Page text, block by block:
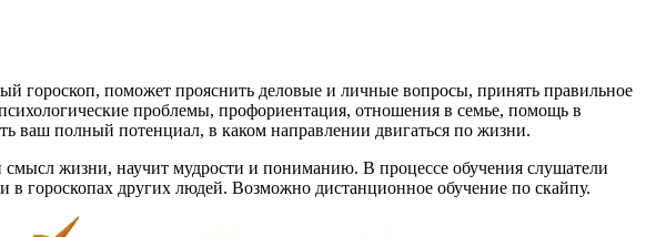
гороскоп, поможет прояснить деловые и личные вопросы, принять правильное
проблемы, профориентация, отношения в семье, помощь в
ваш полный потенциал, в каком направлении двигаться по жизни.
жизни, научит мудрости и пониманию. В процессе обучения слушатели
в гороскопах других людей. Возможно дистанционное обучение по скайпу.